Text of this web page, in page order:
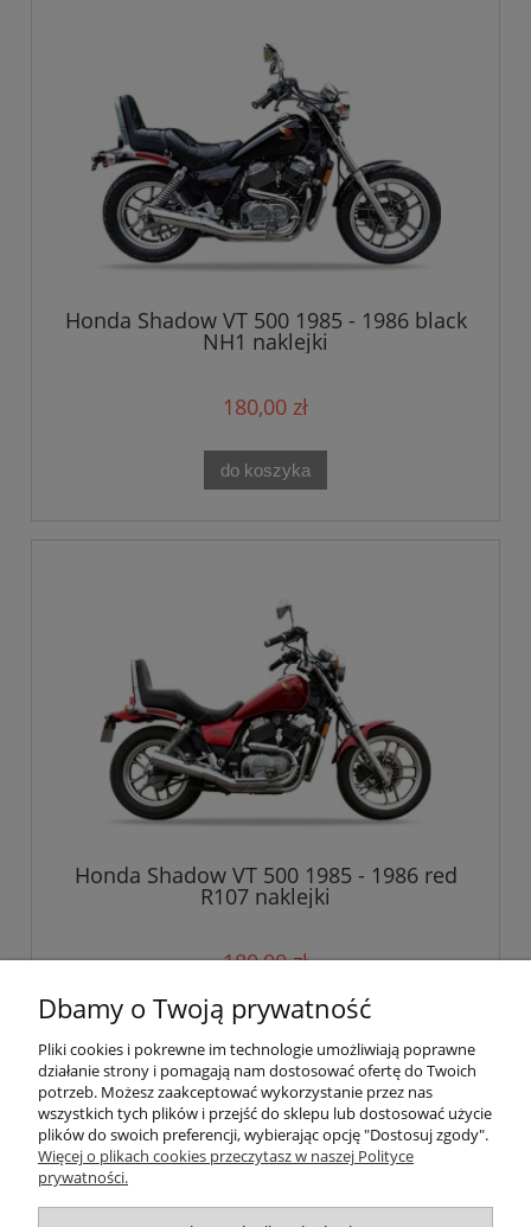
Honda Shadow VT 500 1985 - 1986 black
NH1 naklejki
180,00 zł
do koszyka
Honda Shadow VT 500 1985 - 1986 red
R107 naklejki
180,00 zł
do koszyka
Pomoc
Dbamy o Twoją prywatność
Pliki cookies i pokrewne im technologie umożliwiają poprawne
działanie strony i pomagają nam dostosować ofertę do Twoich
potrzeb. Możesz zaakceptować wykorzystanie przez nas
wszystkich tych plików i przejść do sklepu lub dostosować użycie
plików do swoich preferencji, wybierając opcję "Dostosuj zgody".
Więcej o plikach cookies przeczytasz w naszej Polityce
prywatności.